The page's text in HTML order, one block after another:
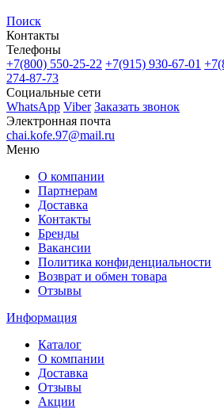
Поиск
Контакты
Телефоны
+7(800) 550-25-22 +7(915) 930-67-01
274-87-73
Социальные сети
WhatsApp Viber Заказать звонок
Электронная почта
chai.kofe.97@mail.ru
Меню
О компании
Партнерам
Доставка
Контакты
Бренды
Вакансии
Политика конфиденциальности
Возврат и обмен товара
Отзывы
Информация
Каталог
О компании
Доставка
Отзывы
Акции